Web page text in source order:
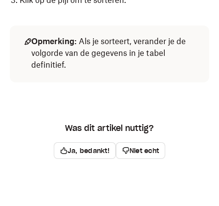
Opmerking: Als je sorteert, verander je de
volgorde van de gegevens in je tabel
definitief.
Was dit artikel nuttig?
Ja, bedankt! Niet echt